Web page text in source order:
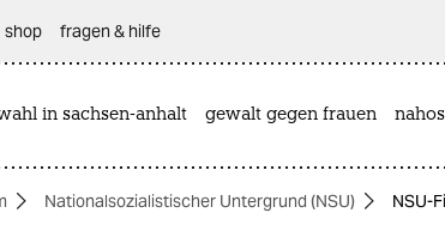
shop fragen & hilfe
in sachsen-anhalt gewalt gegen frauen
Nationalsozialistischer Untergrund (NSU) NSU-